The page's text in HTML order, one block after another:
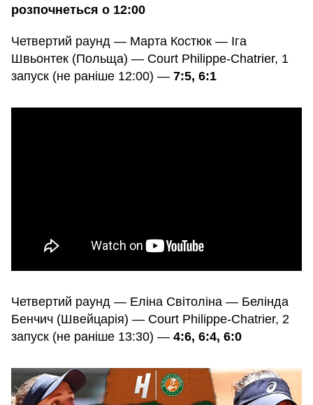
розпочнеться о 12:00
Четвертий раунд — Марта Костюк — Іга
Швьонтек (Польща) — Court Philippe-Chatrier, 1
запуск (не раніше 12:00) — 7:5, 6:1
Четвертий раунд — Еліна Світоліна — Белінда
Бенчич (Швейцарія) — Court Philippe-Chatrier, 2
запуск (не раніше 13:30) — 4:6, 6:4, 6:0